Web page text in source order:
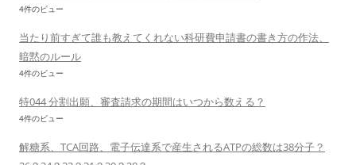
4件のビュー
当たり前すぎて誰も教えてくれない科研費申請書の書き方の作法、
暗黙のルール
4件のビュー
特044 分割出願、審査請求の期間はいつから数える？
4件のビュー
解糖系、TCA回路、電子伝達系で産生されるATPの総数は38分子？